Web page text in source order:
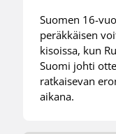
Suomen 16-
peräkkäisen
kisoissa, kun
Suomi johti
ratkaisevan
aikana.